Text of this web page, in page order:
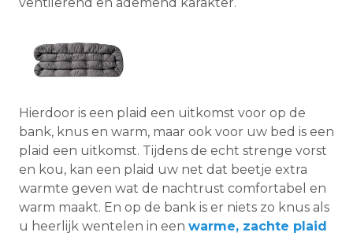
Hierdoor is een plaid een uitkomst voor op de
bank, knus en warm, maar ook voor uw bed is een
plaid een uitkomst. Tijdens de echt strenge vorst
en kou, kan een plaid uw net dat beetje extra
warmte geven wat de nachtrust comfortabel en
warm maakt. En op de bank is er niets zo knus als
u heerlijk wentelen in een warme, zachte plaid